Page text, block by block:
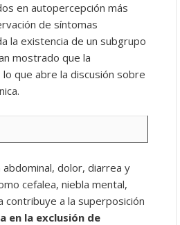
en autopercepción más
de síntomas
la existencia de un subgrupo
mostrado que la
que abre la discusión sobre
dolor, diarrea y
cefalea, niebla mental,
a la superposición
en la exclusión de